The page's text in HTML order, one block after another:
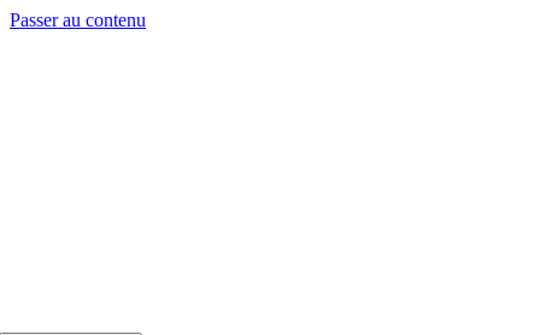
Passer au contenu